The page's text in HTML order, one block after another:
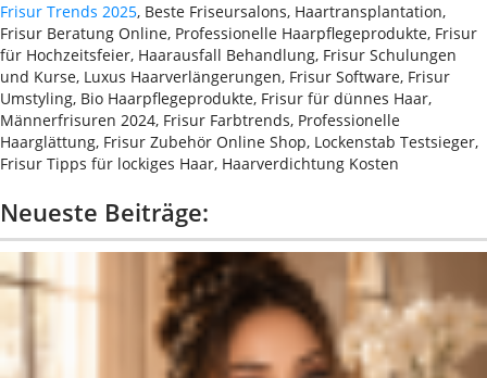
Frisur Trends 2025, Beste Friseursalons, Haartransplantation,
Frisur Beratung Online, Professionelle Haarpflegeprodukte, Frisur
für Hochzeitsfeier, Haarausfall Behandlung, Frisur Schulungen
und Kurse, Luxus Haarverlängerungen, Frisur Software, Frisur
Umstyling, Bio Haarpflegeprodukte, Frisur für dünnes Haar,
Männerfrisuren 2024, Frisur Farbtrends, Professionelle
Haarglättung, Frisur Zubehör Online Shop, Lockenstab Testsieger,
Frisur Tipps für lockiges Haar, Haarverdichtung Kosten
Neueste Beiträge: